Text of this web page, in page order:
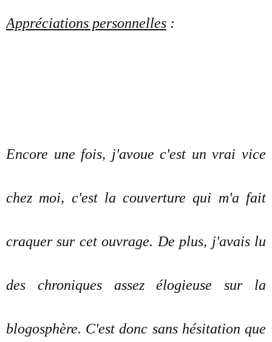
Appréciations personnelles :
Encore une fois, j'avoue c'est un vrai vice
chez moi, c'est la couverture qui m'a fait
craquer sur cet ouvrage. De plus, j'avais lu
des chroniques assez élogieuse sur la
blogosphère. C'est donc sans hésitation que